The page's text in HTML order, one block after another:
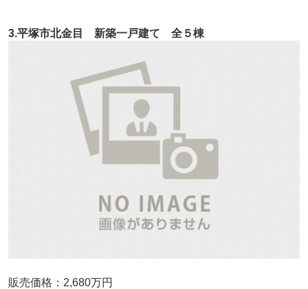
3.平塚市北金目 新築一戸建て 全５棟
販売価格：2,680万円